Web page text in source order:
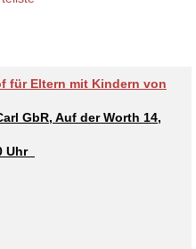
Straße /
für Eltern mit Kindern von
GbR, Auf der Worth 14,
Uhr